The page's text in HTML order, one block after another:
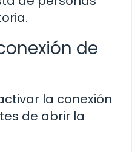
de
la conexión
de abrir la